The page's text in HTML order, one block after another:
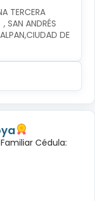
TERCERA
SAN ANDRÉS
DE
Cédula: